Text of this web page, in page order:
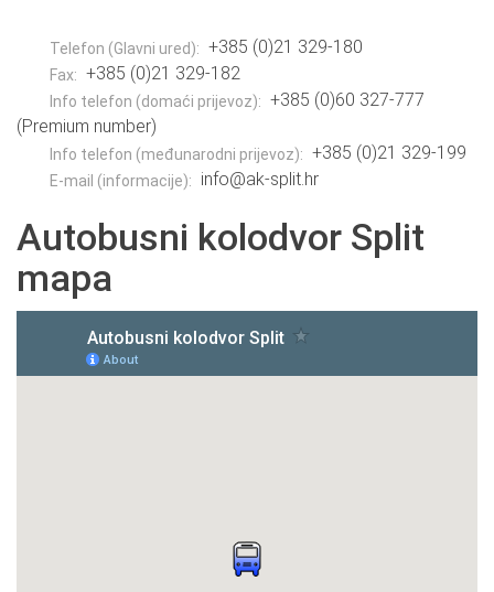
Telefon (Glavni ured): +385 (0)21 329-180
Fax: +385 (0)21 329-182
Info telefon (domaći prijevoz): +385 (0)60 327-777
(Premium number)
Info telefon (međunarodni prijevoz): +385 (0)21 329-199
E-mail (informacije): info@ak-split.hr
Autobusni kolodvor Split
mapa